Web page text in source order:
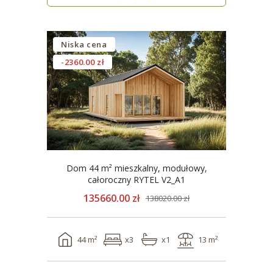
Niska cena
-2360.00 zł
Dom 44 m² mieszkalny, modułowy,
całoroczny RYTEL V2_A1
135660.00 zł 138020.00 zł
44 m² x3 x1 13 m²